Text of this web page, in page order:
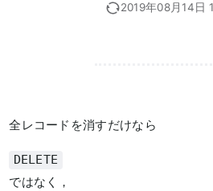
2019年08月14日
全レコードを消すだけなら
DELETE
ではなく，